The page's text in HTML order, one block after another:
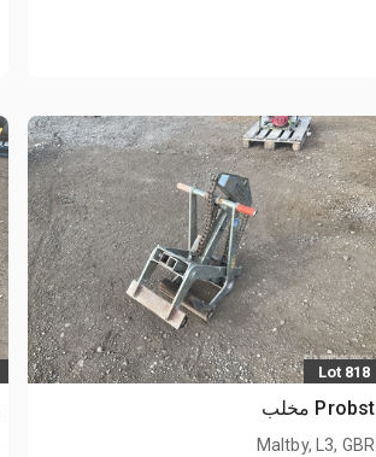
Lot 818
Probst مخلب
Maltby, L3, GBR